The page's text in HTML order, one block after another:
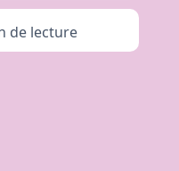
de lecture